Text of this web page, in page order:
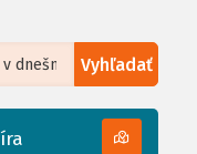
Vyhľadať
OpenStreetMap